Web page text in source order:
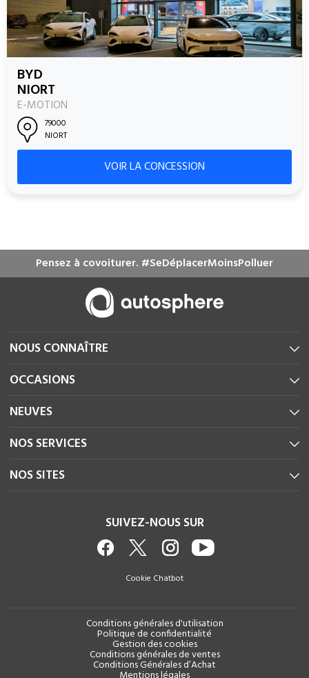
BYD
NIORT
E-MOTION
79000
NIORT
VOIR LA CONCESSION
Pensez à covoiturer. #SeDéplacerMoinsPolluer
NOUS CONNAÎTRE
OCCASIONS
NEUVES
NOS SERVICES
NOS SITES
SUIVEZ-NOUS SUR
Cookie Chatbot
Conditions générales d'utilisation
Politique de confidentialité
Gestion des cookies
Conditions générales de ventes
Conditions Générales d’Achat